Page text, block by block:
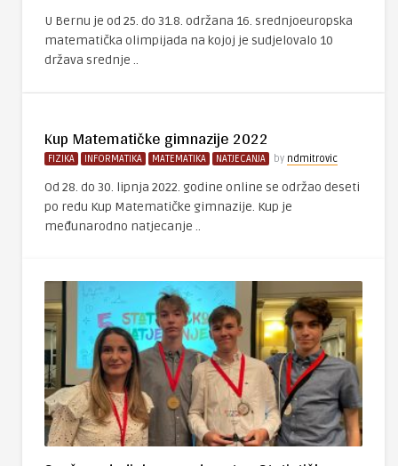
U Bernu je od 25. do 31.8. održana 16. srednjoeuropska
matematička olimpijada na kojoj je sudjelovalo 10
država srednje ..
Kup Matematičke gimnazije 2022
FIZIKA INFORMATIKA MATEMATIKA NATJECANJA by ndmitrovic
Od 28. do 30. lipnja 2022. godine online se održao deseti
po redu Kup Matematičke gimnazije. Kup je
međunarodno natjecanje ..